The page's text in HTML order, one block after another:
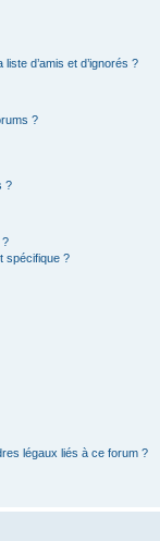
d’amis et d’ignorés ?
?
?
?
spécifique ?
légaux liés à ce forum ?